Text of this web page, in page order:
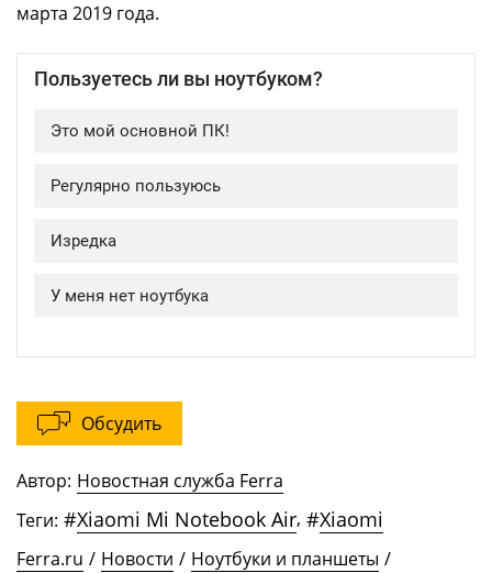
марта 2019 года.
Обсудить
Автор: Новостная служба Ferra
Теги: #Xiaomi Mi Notebook Air, #Xiaomi
Ferra.ru / Новости / Ноутбуки и планшеты /